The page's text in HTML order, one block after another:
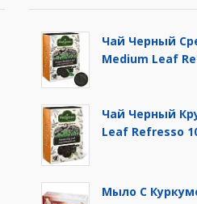
Чай Черный
Medium Leaf
Чай Черный
Leaf Refresso
Мыло С